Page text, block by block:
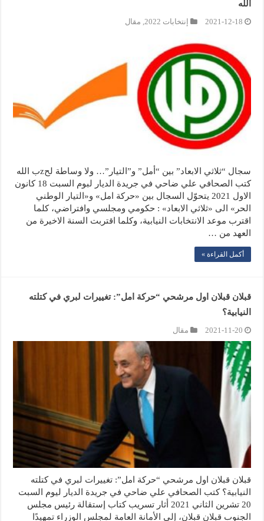
الله
2021-12-18 إنتخابات 2022 , مقال
سجال “ثلاثي الابعاد” بين “أمل” و”التيار”… ولا وساطة لحzب الله
كتب الصحافي علي ضاحي في جريدة الديار لبوم السبت 18 كانون
الاول 2021 يتحوّل السجال بين «حركة امل» و«التيار الوطني
الحر» الى «ثلاثي الابعاد» : حكومي ومجلسي وافتراضي، كلما
اقترب موعد الانتخابات النيابية، وكلما اقتربت السنة الاخيرة من
العهد من …
أكمل القراءة »
قبلان قبلان اول مرشحي “حركة امل”: تغييرات لبري في كتلته
النيابية؟
2021-11-20 مقال
قبلان قبلان اول مرشحي “حركة امل”: تغييرات لبري في كتلته
النيابية؟ كتب الصحافي علي ضاحي في جريدة الديار ليوم السبت
20 تشرين الثاني 2021 أثار تسريب كتاب إستقالة رئيس مجلس
الجنوب قبلان قبلان، إلى الأمانة العامة لمجلس الوزراء تمهيدًا